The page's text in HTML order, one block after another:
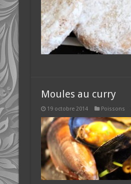
Moules au curry
19 octobre 2014 Poissons